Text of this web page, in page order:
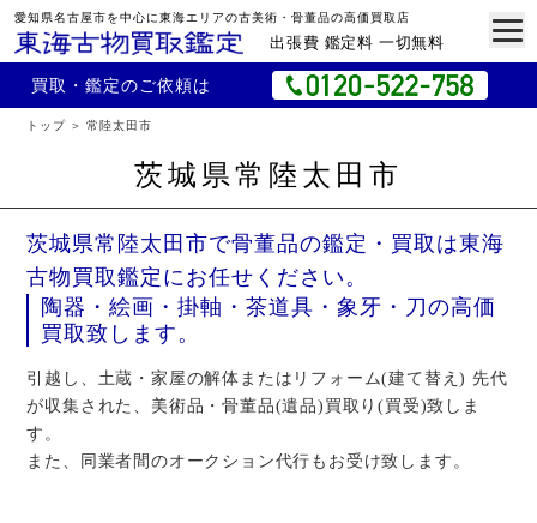
愛知県名古屋市を中心に東海エリアの古美術・骨董品の高価買取店
出張費 鑑定料 一切無料
買取・鑑定のご依頼は
トップ 常陸太田市
茨城県常陸太田市
茨城県常陸太田市で骨董品の鑑定・買取は東海
古物買取鑑定にお任せください。
陶器・絵画・掛軸・茶道具・象牙・刀の高価
買取致します。
引越し、土蔵・家屋の解体またはリフォーム(建て替え) 先代
が収集された、美術品・骨董品(遺品)買取り(買受)致しま
す。
また、同業者間のオークション代行もお受け致します。